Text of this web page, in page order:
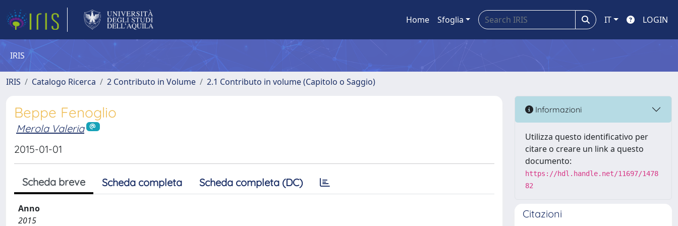
Home Sfoglia IT LOGIN
IRIS
IRIS Catalogo Ricerca 2 Contributo in Volume 2.1 Contributo in volume (Capitolo o Saggio)
Beppe Fenoglio
Merola Valeria
2015-01-01
Scheda breve Scheda completa Scheda completa (DC)
Anno
2015
Informazioni
Utilizza questo identificativo per
citare o creare un link a questo
documento:
https://hdl.handle.net/11697/1478
82
Citazioni